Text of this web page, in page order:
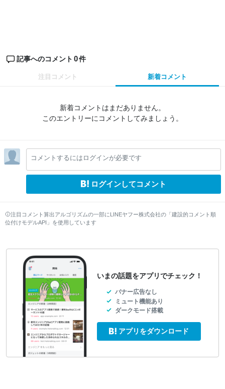
記事へのコメント 0件
注目コメント 新着コメント
新着コメントはまだありません。
このエントリーにコメントしてみましょう。
コメントするにはログインが必要です
ログインしてコメント
注目コメント算出アルゴリズムの一部にLINEヤフー株式会社の「建設的コメント順
位付けモデルAPI」を使用しています
いまの話題をアプリでチェック！
バナー広告なし
ミュート機能あり
ダークモード搭載
アプリをダウンロード